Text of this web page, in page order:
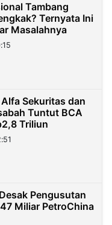
Tambang
Ternyata Ini
Masalahnya
Sekuritas dan
Tuntut BCA
Triliun
Pengusutan
Miliar PetroChina